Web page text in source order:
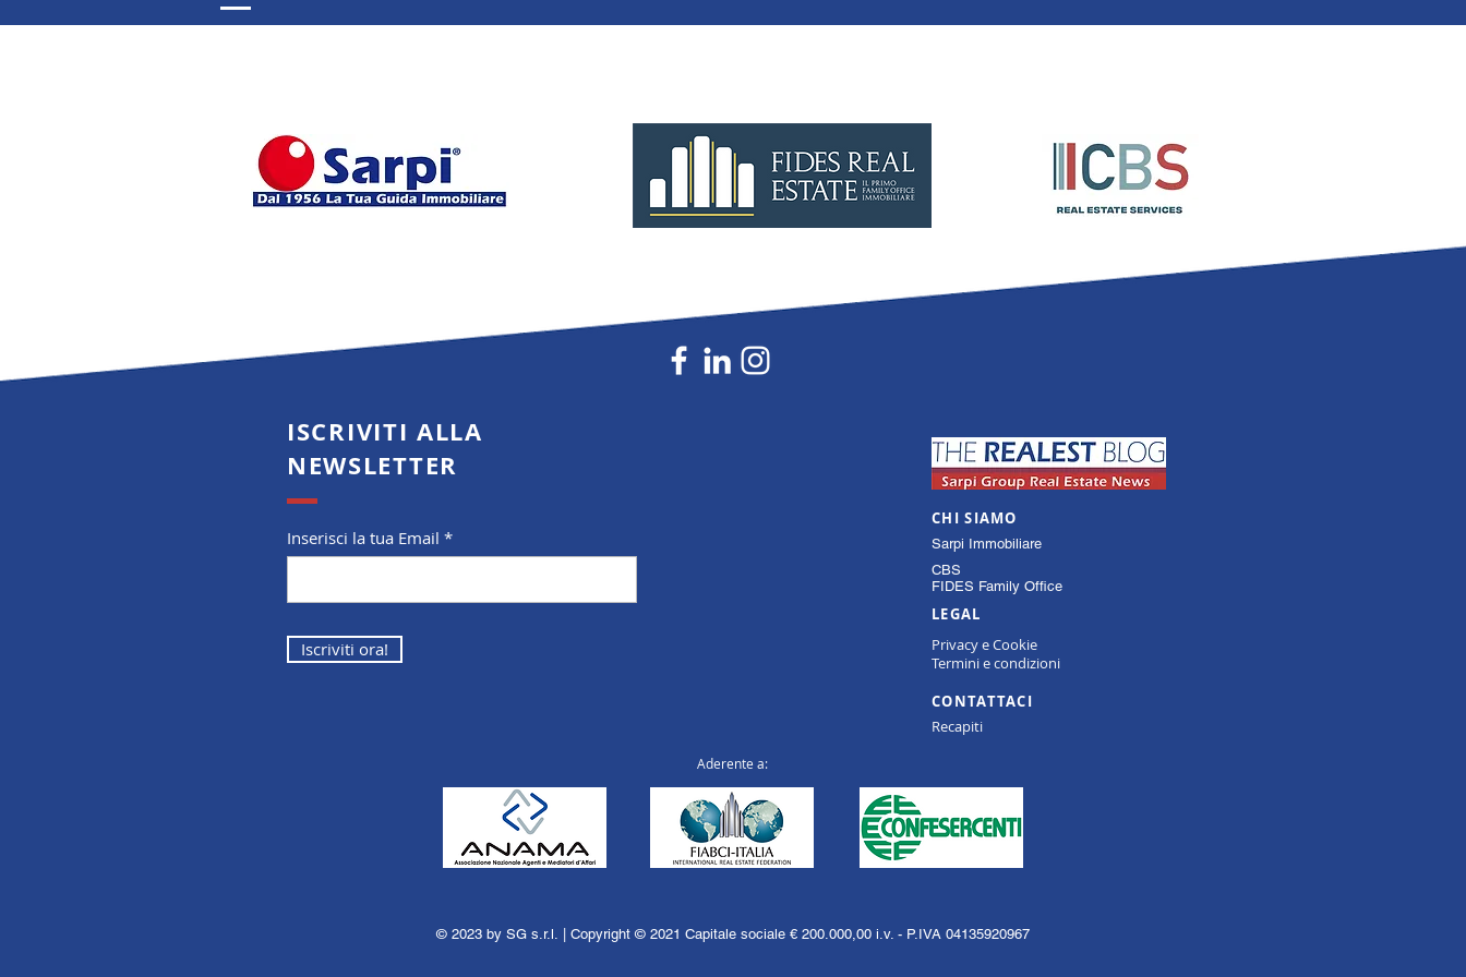
basta più. Come valorizzarlo per
ISCRIVITI ALLA
NEWSLETTER
Inserisci la tua Email
Iscriviti ora!
CHI SIAMO
Sarpi Immobiliare
CBS
FIDES Family Office
LEGAL
Privacy e Cookie
Termini e condizioni
CONTATTACI
Recapiti
Aderente a:
© 2023 by SG s.r.l. | Copyright © 2021 Capitale sociale € 200.000,00 i.v. - P.IVA 04135920967